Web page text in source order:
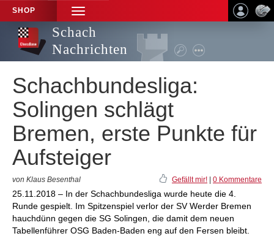
SHOP
TOGGLE
NAVIGATION
Schach
Nachrichten
Schachbundesliga:
Solingen schlägt
Bremen, erste Punkte für
Aufsteiger
von Klaus Besenthal Gefällt mir! 0 Kommentare
25.11.2018 – In der Schachbundesliga wurde heute die 4.
Runde gespielt. Im Spitzenspiel verlor der SV Werder Bremen
hauchdünn gegen die SG Solingen, die damit dem neuen
Tabellenführer OSG Baden-Baden eng auf den Fersen bleibt.